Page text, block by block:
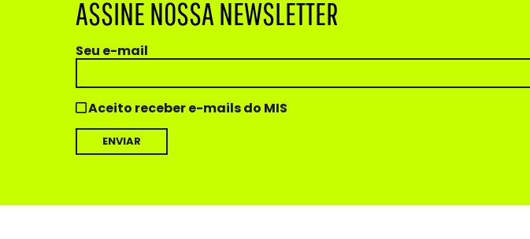
ASSINE NOSSA NEWSLETTER
Seu e-mail
Aceito receber e-mails do MIS